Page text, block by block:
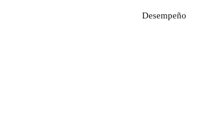
Desempeño